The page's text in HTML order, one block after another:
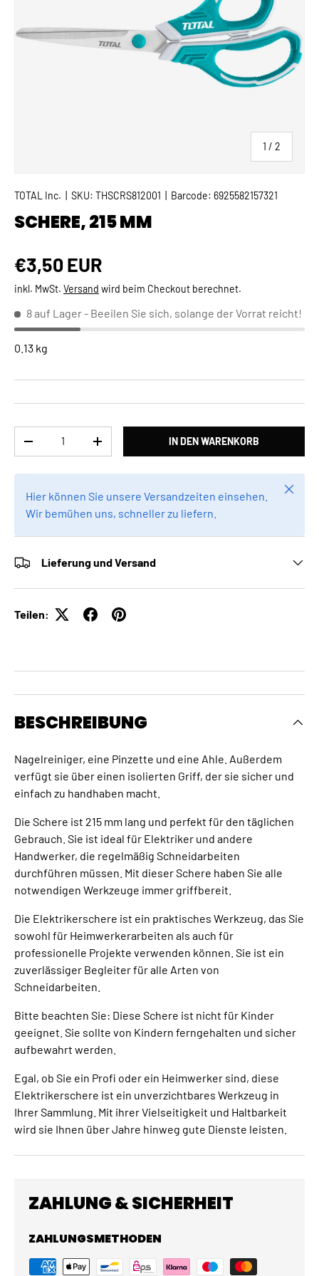
1 / von
2
TOTAL Inc. SKU: THSCRS812001 Barcode: 6925582157321
SCHERE, 215 MM
Normaler Preis
€3,50 EUR
inkl. MwSt. Versand wird beim Checkout berechnet.
8 auf Lager- Beeilen Sie sich, solange der Vorrat reicht!
0.13 kg
MENGE VERRINGERNMENGE ERHÖHENIN DEN WARENKORB
Hier können Sie unsere Versandzeiten einsehen.
Wir bemühen uns, schneller zu liefern.
Lieferung und Versand
Teilen:
BESCHREIBUNG
Nagelreiniger, eine Pinzette und eine Ahle. Außerdem
verfügt sie über einen isolierten Griff, der sie sicher und
einfach zu handhaben macht.
Die Schere ist 215 mm lang und perfekt für den täglichen
Gebrauch. Sie ist ideal für Elektriker und andere
Handwerker, die regelmäßig Schneidarbeiten
durchführen müssen. Mit dieser Schere haben Sie alle
notwendigen Werkzeuge immer griffbereit.
Die Elektrikerschere ist ein praktisches Werkzeug, das Sie
sowohl für Heimwerkerarbeiten als auch für
professionelle Projekte verwenden können. Sie ist ein
zuverlässiger Begleiter für alle Arten von
Schneidarbeiten.
Bitte beachten Sie: Diese Schere ist nicht für Kinder
geeignet. Sie sollte von Kindern ferngehalten und sicher
aufbewahrt werden.
Egal, ob Sie ein Profi oder ein Heimwerker sind, diese
Elektrikerschere ist ein unverzichtbares Werkzeug in
Ihrer Sammlung. Mit ihrer Vielseitigkeit und Haltbarkeit
wird sie Ihnen über Jahre hinweg gute Dienste leisten.
ZAHLUNG & SICHERHEIT
ZAHLUNGSMETHODEN